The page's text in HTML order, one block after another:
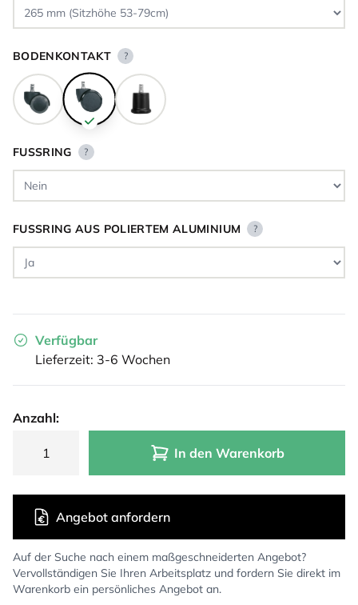
BODENKONTAKT ?
FUSSRING ?
FUSSRING AUS POLIERTEM ALUMINIUM ?
Verfügbar
Lieferzeit: 3-6 Wochen
Anzahl:
In den Warenkorb
Auf der Suche nach einem maßgeschneiderten Angebot?
Vervollständigen Sie Ihren Arbeitsplatz und fordern Sie direkt im
Warenkorb ein persönliches Angebot an.
Angebot anfordern